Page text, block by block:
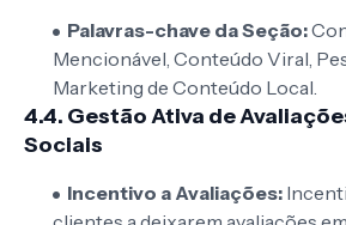
Palavras-chave da Seção:
Mencionável, Conteúdo Viral,
Marketing de Conteúdo Local.
4.4. Gestão Ativa de
Sociais
Incentivo a Avaliações: